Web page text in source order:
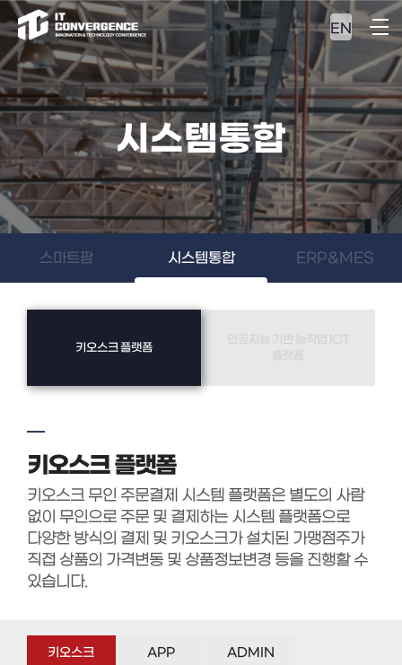
EN
시스템통합
스마트팜 시스템통합 ERP&MES
키오스크 플랫폼
키오스크 플랫폼
키오스크 무인 주문결제 시스템 플랫폼은 별도의 사람
없이 무인으로 주문 및 결제하는 시스템 플랫폼으로
다양한 방식의 결제 및 키오스크가 설치된 가맹점주가
직접 상품의 가격변동 및 상품정보변경 등을 진행할 수
있습니다.
키오스크 APP ADMIN